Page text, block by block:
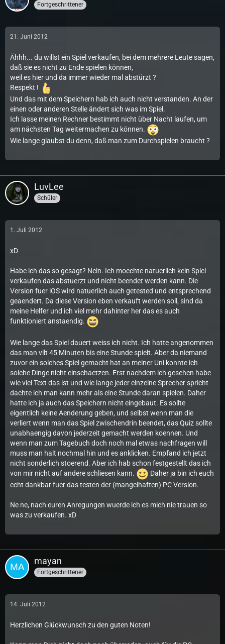
Fortgeschrittener
21. Juni 2012
Ähhh... du willst ein Spiel verkaufen, bei dem mehrere Leute sagen,
daß sie es nicht zu Ende spielen können,
weil es hier und da immer wieder mal abstürzt ?
Respekt !
Und das mit dem Speichern hab ich auch nicht verstanden. An der
einen oder anderen Stelle ändert sich was im Spiel.
Ich lasse meinen Rechner bestimmt nicht über Nacht laufen, um
am nächsten Tag weitermachen zu können.
Wie lange glaubst du denn, daß man zum Durchspielen braucht ?
LuvLee
Schüler
1. Juli 2012
xD
Habe ich das so gesagt? Nein. Ich moechte natuerlich kein Spiel
verkaufen das abstuerzt und nicht beendet werden kann. Die
Version fuer iOS wird natuerlich auch getested und entsprechend
geaendert. Da diese Version eben verkauft werden soll, sind da
meine Helfer und ich viel mehr dahinter her das es auch
funktioniert anstaendig.
Wie lange das Spiel dauert weiss ich nicht. Ich hatte angenommen
das man vllt 45 Minuten bis eine Stunde spielt. Aber da niemand
zuvor ein solches Spiel gemacht hat an meiner Uni konnte ich
solche Dinge nicht einschaetzen. Erst nachdem ich gesehen habe
wie viel Text das ist und wie lange jeder einzelne Sprecher spricht
dachte ich man kann mehr als eine Stunde daran spielen. Daher
hatte ich ja auch das Speichern nicht eingebaut. Es sollte
eigentlich keine Aenderung geben, und selbst wenn man die
verliert wenn man das Spiel zwischendrin beendet, das Quiz sollte
unabhaengig davon jederzeit gemacht werden koennen. Und
wenn man zum Tagebuch doch noch mal etwas nachfragen will
muss man halt nochmal hin und es anklicken. Empfand ich jetzt
nicht sonderlich stoerend. Aber ich hab schon festgestellt das ich
von mir nicht auf andere schliesen kann.
Daher ja bin ich euch
echt dankbar fuer das testen der (mangelhaften) PC Version.
Ne ne, nach euren Anregungen wuerde ich es mich nie trauen so
was zu verkaufen. xD
mayan
Fortgeschrittener
14. Juli 2012
Herzlichen Glückwunsch zu den guten Noten!